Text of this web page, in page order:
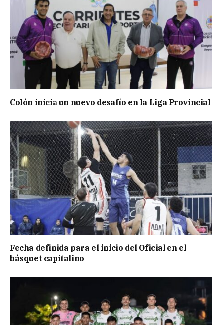
Colón inicia un nuevo desafío en la Liga Provincial
Fecha definida para el inicio del Oficial en el
básquet capitalino